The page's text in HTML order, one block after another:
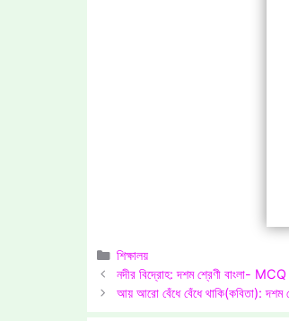
Categories
শিক্ষালয়
নদীর বিদ্রোহ: দশম শ্রেণী বাংলা-
আয় আরো বেঁধে বেঁধে থাকি(কবিতা):